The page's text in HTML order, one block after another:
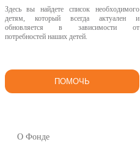
Здесь вы найдете список необходимого
детям, который всегда актуален и
обновляется в зависимости от
потребностей наших детей.
ПОМОЧЬ
О Фонде